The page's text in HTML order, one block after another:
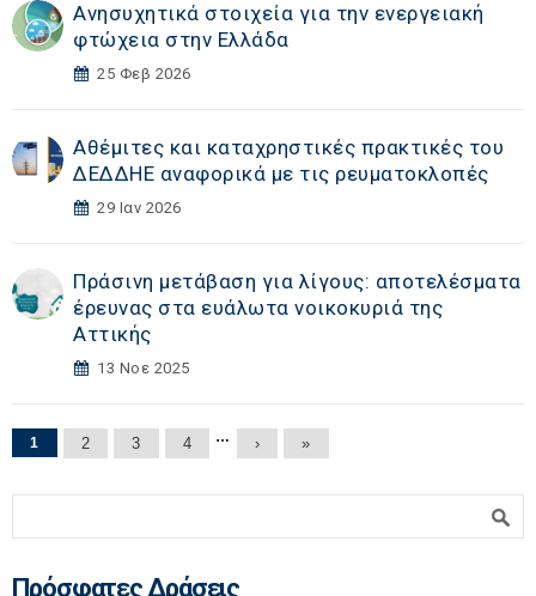
Ανησυχητικά στοιχεία για την ενεργειακή
φτώχεια στην Ελλάδα
25 Φεβ 2026
Αθέμιτες και καταχρηστικές πρακτικές του
ΔΕΔΔΗΕ αναφορικά με τις ρευματοκλοπές
29 Ιαν 2026
Πράσινη μετάβαση για λίγους: αποτελέσματα
έρευνας στα ευάλωτα νοικοκυριά της
Αττικής
13 Νοε 2025
Σελίδες
1 2 3 4 … › »
Πρόσφατες Δράσεις